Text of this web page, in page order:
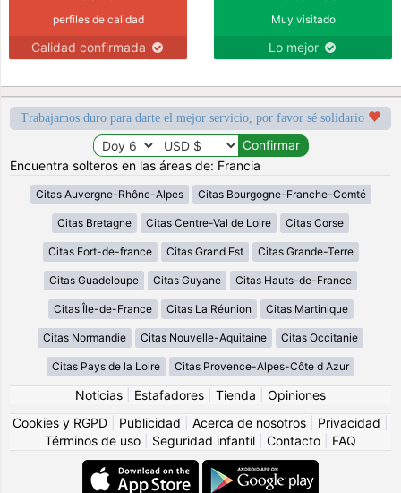
perfiles de calidad
Calidad confirmada
Muy visitado
Lo mejor
Trabajamos duro para darte el mejor servicio, por favor sé solidario
Encuentra solteros en las áreas de: Francia
Citas Auvergne-Rhône-Alpes Citas Bourgogne-Franche-Comté
Citas Bretagne Citas Centre-Val de Loire Citas Corse
Citas Fort-de-france Citas Grand Est Citas Grande-Terre
Citas Guadeloupe Citas Guyane Citas Hauts-de-France
Citas Île-de-France Citas La Réunion Citas Martinique
Citas Normandie Citas Nouvelle-Aquitaine Citas Occitanie
Citas Pays de la Loire Citas Provence-Alpes-Côte d Azur
Noticias Estafadores Tienda
Opiniones
Cookies y RGPD
Publicidad Acerca de nosotros Privacidad
Términos de uso
Seguridad infantil Contacto FAQ